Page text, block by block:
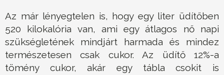
Az már lényegtelen is, hogy egy liter üdítőben
520 kilokalória van, ami egy átlagos nő napi
szükségletének mindjárt harmada és mindez
természetesen csak cukor. Az üdítő 12%-a
tömény cukor, akár egy tábla csokit is